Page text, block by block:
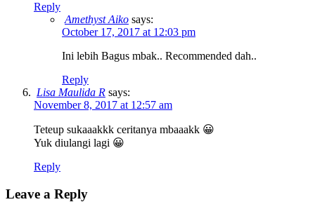
Reply
Amethyst Aiko says:
October 17, 2017 at 12:03 pm
Ini lebih Bagus mbak.. Recommended dah..
Reply
Lisa Maulida R says:
November 8, 2017 at 12:57 am
Teteup sukaaakkk ceritanya mbaaakk 😀
Yuk diulangi lagi 😀
Reply
Leave a Reply